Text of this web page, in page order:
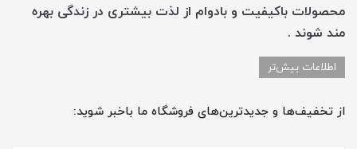
محصولات باکیفیت و بادوام از لذت بیشتری در زندگی بهره
مند شوند .
اطلاعات بیش‌تر
از تخفیف‌ها و جدیدترین‌های فروشگاه ما باخبر شوید: